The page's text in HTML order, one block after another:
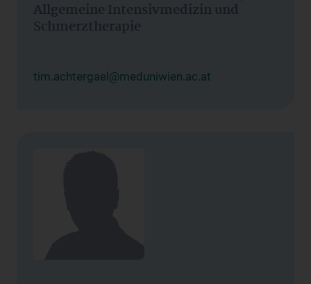
Allgemeine Intensivmedizin und
Schmerztherapie
tim.achtergael@meduniwien.ac.at